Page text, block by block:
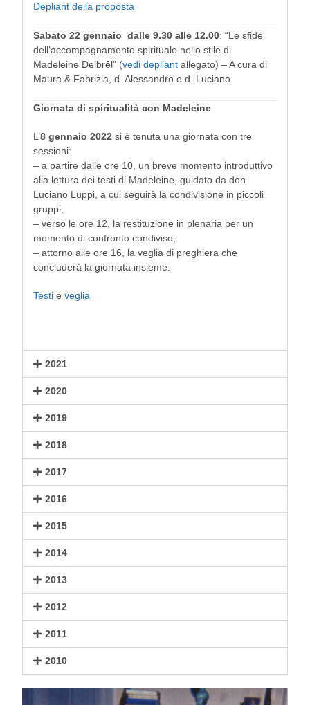
Depliant della proposta
Sabato 22 gennaio dalle 9.30 alle 12.00: “Le sfide
dell’accompagnamento spirituale nello stile di
Madeleine Delbrêl” (vedi depliant allegato) – A cura di
Maura & Fabrizia, d. Alessandro e d. Luciano
Giornata di spiritualità con Madeleine
L’8 gennaio 2022 si è tenuta una giornata con tre
sessioni:
– a partire dalle ore 10, un breve momento introduttivo
alla lettura dei testi di Madeleine, guidato da don
Luciano Luppi, a cui seguirà la condivisione in piccoli
gruppi;
– verso le ore 12, la restituzione in plenaria per un
momento di confronto condiviso;
– attorno alle ore 16, la veglia di preghiera che
concluderà la giornata insieme.
Testi eveglia
2021
2020
2019
2018
2017
2016
2015
2014
2013
2012
2011
2010